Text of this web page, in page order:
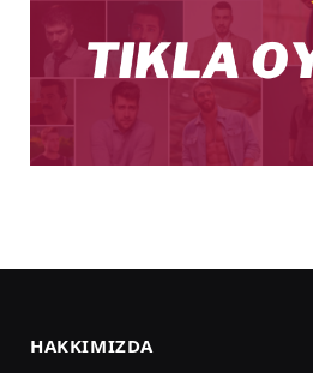
HAKKIMIZDA